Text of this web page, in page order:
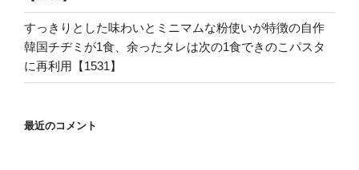
すっきりとした味わいとミニマムな粉使いが特徴の自作
韓国チヂミが1食、余ったタレは次の1食できのこパスタ
に再利用【1531】
最近のコメント